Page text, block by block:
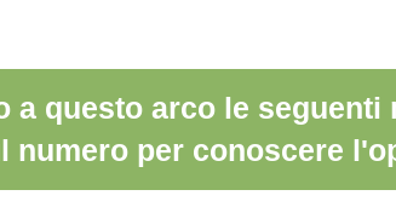
a questo arco le seguenti
numero per conoscere